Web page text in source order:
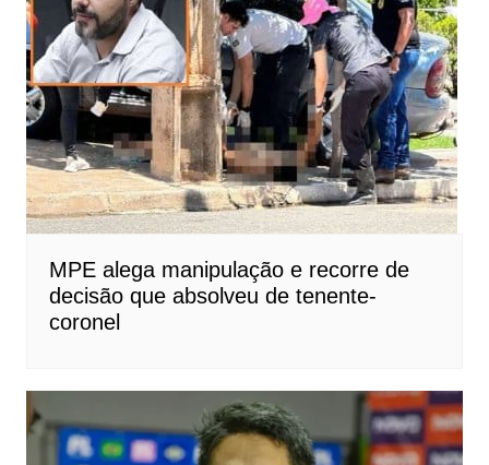
MPE alega manipulação e recorre de
decisão que absolveu de tenente-
coronel